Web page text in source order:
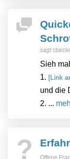
sagt
Sieh
1. [Link
und die
2. ...
?
Offene